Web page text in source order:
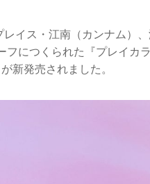
イス・江南（カンナム）
につくられた『プレイカ
新発売されました。